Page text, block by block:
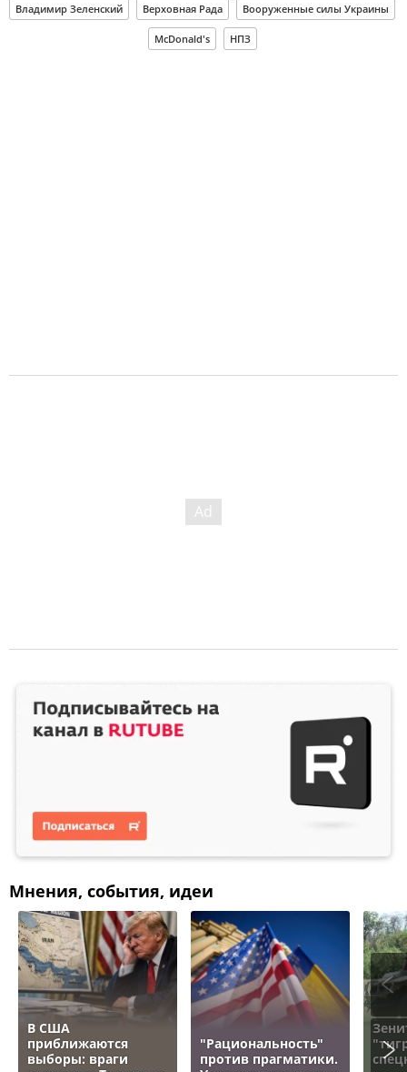
Владимир Зеленский Верховная Рада Вооруженные силы Украины
McDonald's НПЗ
Мнения, события, идеи
В США
приближаются
выборы: враги
"Рациональность"
против прагматики.